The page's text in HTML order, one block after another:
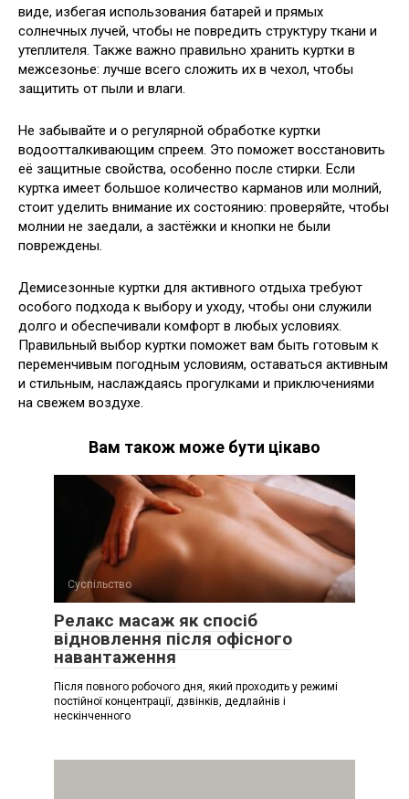
виде, избегая использования батарей и прямых
солнечных лучей, чтобы не повредить структуру ткани и
утеплителя. Также важно правильно хранить куртки в
межсезонье: лучше всего сложить их в чехол, чтобы
защитить от пыли и влаги.
Не забывайте и о регулярной обработке куртки
водоотталкивающим спреем. Это поможет восстановить
её защитные свойства, особенно после стирки. Если
куртка имеет большое количество карманов или молний,
стоит уделить внимание их состоянию: проверяйте, чтобы
молнии не заедали, а застёжки и кнопки не были
повреждены.
Демисезонные куртки для активного отдыха требуют
особого подхода к выбору и уходу, чтобы они служили
долго и обеспечивали комфорт в любых условиях.
Правильный выбор куртки поможет вам быть готовым к
переменчивым погодным условиям, оставаться активным
и стильным, наслаждаясь прогулками и приключениями
на свежем воздухе.
Вам також може бути цікаво
Суспільство
Релакс масаж як спосіб
відновлення після офісного
навантаження
Після повного робочого дня, який проходить у режимі
постійної концентрації, дзвінків, дедлайнів і
нескінченного